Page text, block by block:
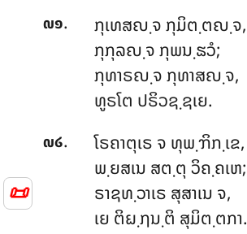
📜
໙໑.
ກຸເທສຎ຺ຈ ກຸມິຕ຺ຕຎ຺ຈ,
ກຸກຸລຎ຺ຈ ກຸພນ຺ຘວໍ;
ກຸທາຣຎ຺ຈ ກຸທາສຎ຺ຈ,
ທູຣໂຕ ປຣິວຊ຺ຊເຍ.
໙໒.
ໂຣຄາຕຸເຣ ຈ ທຸພ຺ຠິກ຺ເຂ,
ພ຺ຍສເນ ສຕ຺ຕຸ ວິຄ຺ຄເຫ;
ຣາຊທ຺ວາເຣ ສຸສາເນ ຈ,
ເຍ ຕິຏ຺ຐນ຺ຕິ ສຸມິຕ຺ຕກາ.